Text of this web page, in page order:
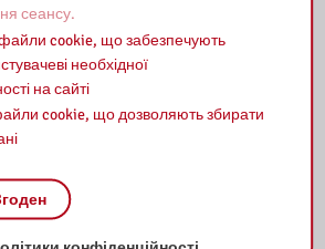
на стажування
на заходи
списки
сеансу.
cookie, що забезпечують
необхідної
на сайті
cookie, що дозволяють збирати